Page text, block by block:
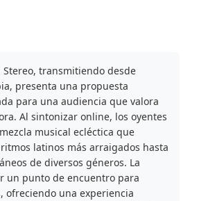
transmitiendo desde
presenta una propuesta
para una audiencia que valora
Al sintonizar online, los oyentes
musical ecléctica que
latinos más arraigados hasta
de diversos géneros. La
un punto de encuentro para
ofreciendo una experiencia